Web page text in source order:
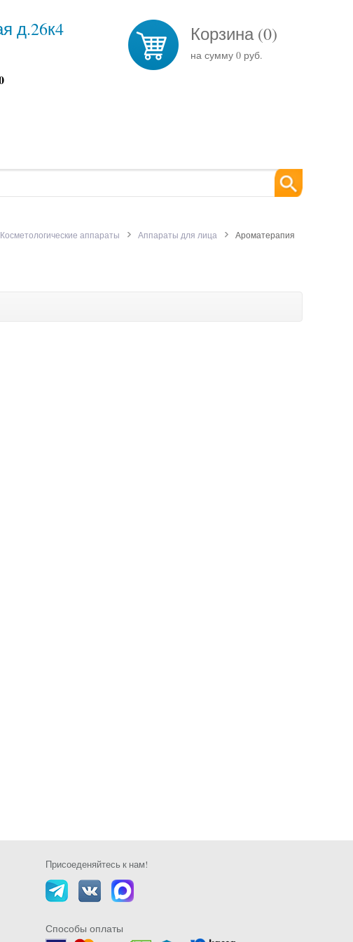
д.26к4
Корзина (0)
на сумму 0 руб.
Косметологические аппараты Аппараты для лица Ароматерапия
Присоеденяйтесь к нам!
Способы оплаты